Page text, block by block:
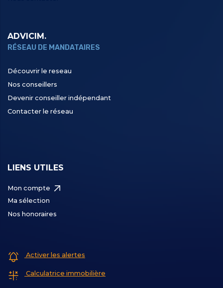
ADVICIM.
RÉSEAU DE MANDATAIRES
Découvrir le reseau
Nos conseillers
Devenir conseiller indépendant
Contacter le réseau
LIENS UTILES
Mon compte
Ma sélection
Nos honoraires
Activer les alertes
Calculatrice immobilière